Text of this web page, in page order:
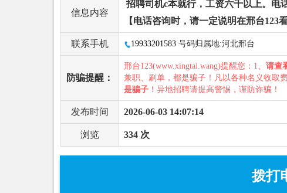
信息内容
招聘司机c本就行，工资六千以上。电
【电话咨询时，请一定说明在邢台123
联系手机 19933201583 号码归属地:河北邢台
防骗提醒：
邢台123(www.xingtai.wang)提醒您：1、 请查
兼职、刷单，都是骗子！凡以各种名义收取
是骗子 ！异地招聘请提高警惕，谨防诈骗！
发布时间 2026-06-03 14:07:14
浏览 334 次
拨打